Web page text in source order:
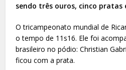
sendo três ouros, cinco pratas
O tricampeonato mundial de
o tempo de 11s16. Ele foi
brasileiro no pódio: Christian
ficou com a prata.